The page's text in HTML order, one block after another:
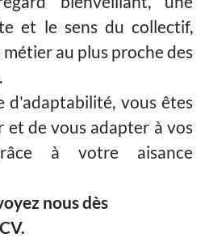
et le sens du collectif,
au plus proche des
d'adaptabilité, vous êtes
et de vous adapter à vos
à votre aisance
nous dès